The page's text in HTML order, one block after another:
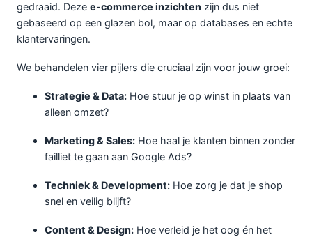
gedraaid. Deze e-commerce inzichten zijn dus niet
gebaseerd op een glazen bol, maar op databases en echte
klantervaringen.
We behandelen vier pijlers die cruciaal zijn voor jouw groei:
Strategie & Data: Hoe stuur je op winst in plaats van
alleen omzet?
Marketing & Sales: Hoe haal je klanten binnen zonder
failliet te gaan aan Google Ads?
Techniek & Development: Hoe zorg je dat je shop
snel en veilig blijft?
Content & Design: Hoe verleid je het oog én het